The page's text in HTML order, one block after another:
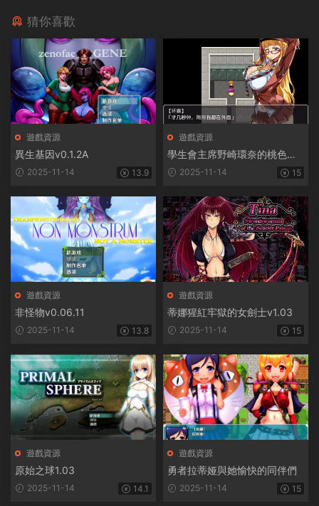
猜你喜歡
遊戲資源
異生基因v0.1.2A
2025-11-14 13.9
遊戲資源
學生會主席野崎環奈的桃色煩
惱 2025-11-14 15
遊戲資源
非怪物v0.06.11
2025-11-14 13.8
遊戲資源
蒂娜猩紅牢獄的女劍士v1.03
2025-11-14 15
遊戲資源
原始之球1.03
2025-11-14 14.1
遊戲資源
勇者拉蒂娅與她愉快的同伴們
2025-11-14 15